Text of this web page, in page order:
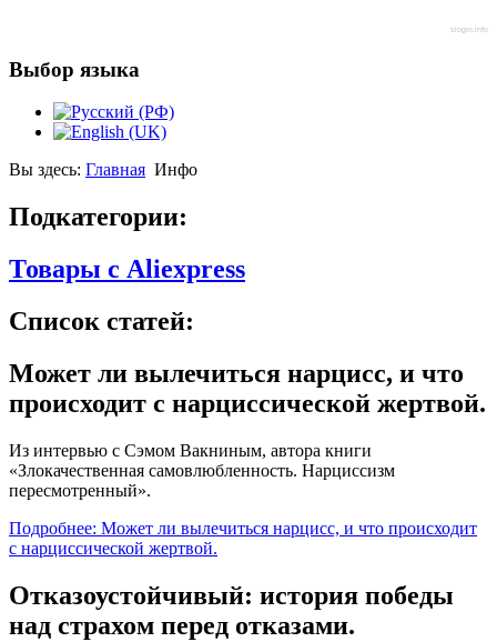
slogin.info
Выбор языка
Вы здесь: Главная Инфо
Подкатегории:
Товары с Aliexpress
Список статей:
Может ли вылечиться нарцисс, и что
происходит с нарциссической жертвой.
Из интервью с Сэмом Вакниным, автора книги
«Злокачественная самовлюбленность. Нарциссизм
пересмотренный».
Подробнее: Может ли вылечиться нарцисс, и что происходит
с нарциссической жертвой.
Отказоустойчивый: история победы
над страхом перед отказами.